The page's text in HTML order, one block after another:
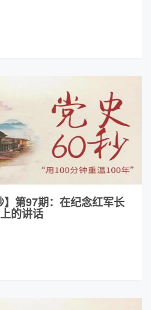
】第97期：在纪念红军长
的讲话